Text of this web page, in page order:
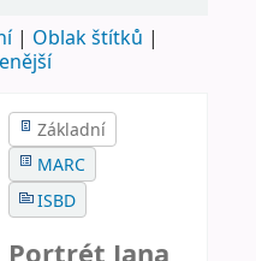
Oblak štítků
Základní
MARC
ISBD
Portrét Jana